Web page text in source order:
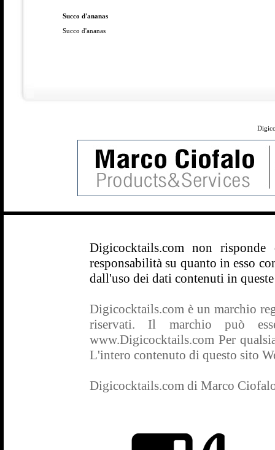
Succo d'ananas
Succo d'ananas
Digicocktails.com non
responsabilità su quanto in esso
dall'uso dei dati contenuti in
Digicocktails.com è un marchio
riservati. Il marchio può
www.Digicocktails.com Per
L'intero contenuto di questo sito
Digicocktails.com di Marco